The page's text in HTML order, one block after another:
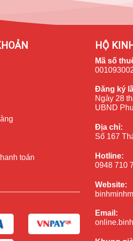
nhiệm. Máy sở hữu camera sau có độ
động không ổn định. Điều này không
camera ip
toán
HỘ
Mã số
Đăng ký
Ngày 28
UBND
Địa chỉ:
Số 167
Hotline:
0948 710
Website:
Email: